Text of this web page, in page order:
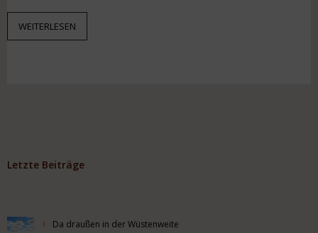
WEITERLESEN
Letzte Beiträge
Da draußen in der Wüstenweite